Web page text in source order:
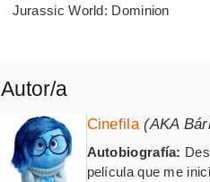
Jurassic World: Dominion
Autor/a
Cinefila (AKA
Autobiografía:
película que me